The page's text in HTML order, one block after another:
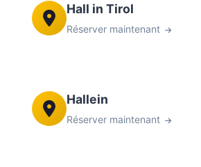
Hall in Tirol
Réserver maintenant
Hallein
Réserver maintenant